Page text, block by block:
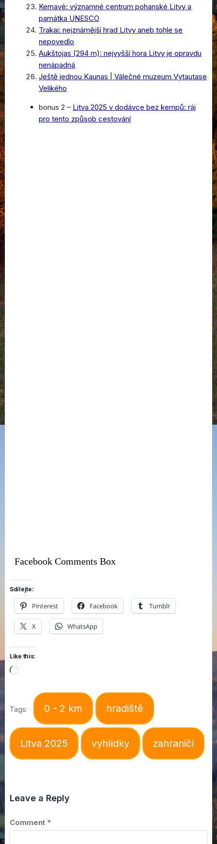
Kernavė: významné centrum pohanské Litvy a
památka UNESCO
Trakai: nejznámější hrad Litvy aneb tohle se
nepovedlo
Aukštojas (294 m): nejvyšší hora Litvy je opravdu
nenápadná
Ještě jednou Kaunas | Válečné muzeum Vytautase
Velikého
bonus 2 – Litva 2025 v dodávce bez kempů: ráj
pro tento způsob cestování
Facebook Comments Box
Sdílejte:
Pinterest Facebook Tumblr
X WhatsApp
Like this:
Loading…
Tags: 0 - 2 km hradiště
Litva 2025 vyhlídky zahraničí
Leave a Reply
Comment *